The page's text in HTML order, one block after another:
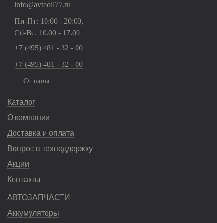
info@avtooil77.ru
Пн-Пт: 10:00 - 20:00,
Сб-Вс: 10:00 - 17:00
+7 (495) 481 - 32 - 00
+7 (495) 481 - 32 - 00
Отзывы
Каталог
О компании
Доставка и оплата
Вопрос в техподдержку
Акции
Контакты
АВТОЗАПЧАСТИ
Аккумуляторы